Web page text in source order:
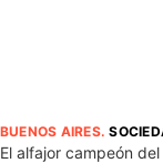
BUENOS AIRES.
El alfajor campeón